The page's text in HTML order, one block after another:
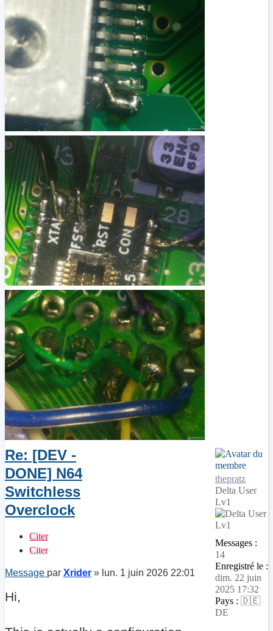
Re: [DEV -
DONE] N64
Switchless
Overclock
Citer
Citer
Message par Xrider » lun. 1 juin 2026 22:01
Hi,
thepratz
Delta User
Lv1
Messages :
14
Enregistré le :
dim. 22 juin
2025 17:32
Pays : 🇩🇪
DE